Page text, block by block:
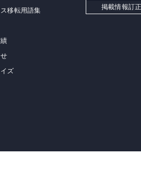
移転用語集
ズ
掲載情報訂